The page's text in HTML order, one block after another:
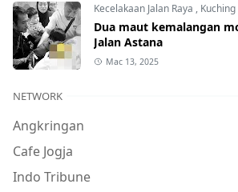
Kecelakaan Jalan Raya , Kuching
Dua maut kemalangan
Jalan Astana
Mac 13, 2025
NETWORK
Angkringan
Cafe Jogja
Indo Tribune